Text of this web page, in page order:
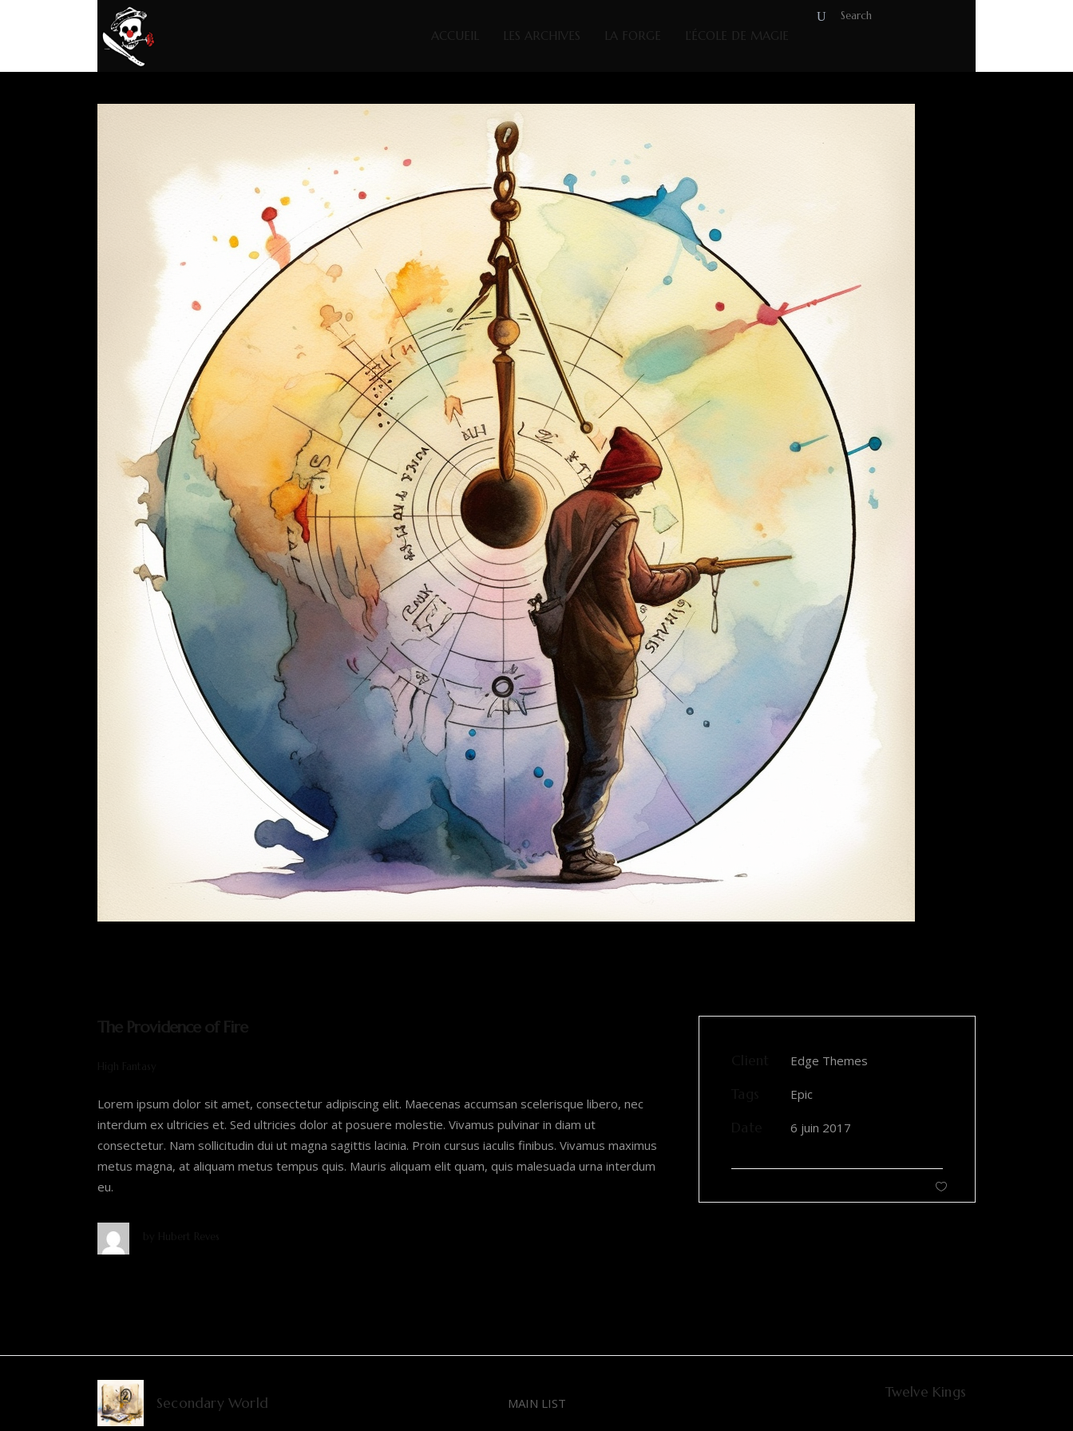
ACCUEIL LES ARCHIVES LA FORGE L’ÉCOLE DE MAGIE
The Providence of Fire
Lorem ipsum dolor sit amet, consectetur adipiscing elit. Maecenas accumsan scelerisque libero, nec
interdum ex ultricies et. Sed ultricies dolor at posuere molestie. Vivamus pulvinar in diam ut
consectetur. Nam sollicitudin dui ut magna sagittis lacinia. Proin cursus iaculis finibus. Vivamus maximus
metus magna, at aliquam metus tempus quis. Mauris aliquam elit quam, quis malesuada urna interdum
eu.
Edge Themes
Epic
6 juin 2017
Secondary World MAIN LIST
Twelve Kings